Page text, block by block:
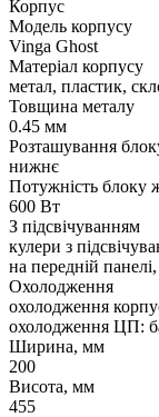
Корпус
Модель корпусу
Vinga Ghost
Матеріал корпусу
метал, пластик,
Товщина металу
0.45 мм
Розташування
нижнє
Потужність блоку
600 Вт
З підсвічуванням
кулери з
на передній
Охолодження
охолодження
охолодження ЦП:
Ширина, мм
200
Висота, мм
455